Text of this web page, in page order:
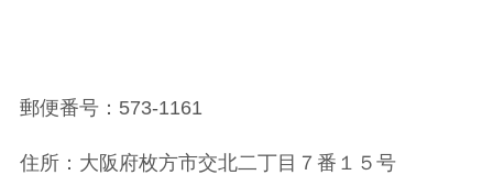
郵便番号：573-1161
住所：大阪府枚方市交北二丁目７番１５号